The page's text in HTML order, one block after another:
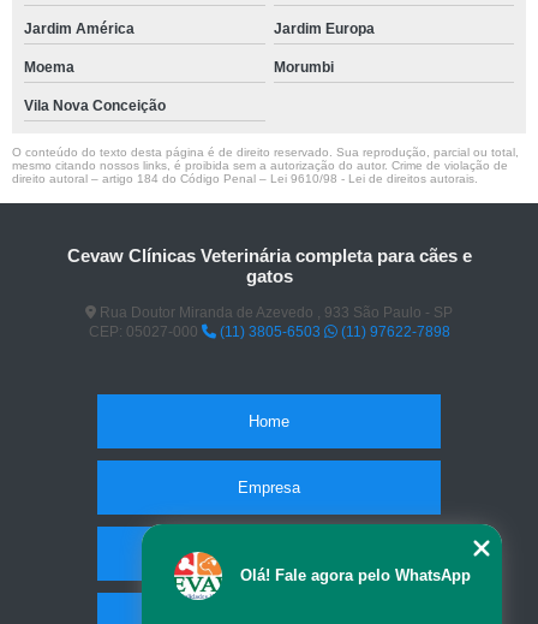
Jardim América Jardim Europa
Moema Morumbi
Vila Nova Conceição
O conteúdo do texto desta página é de direito reservado. Sua reprodução, parcial ou total,
mesmo citando nossos links, é proibida sem a autorização do autor. Crime de violação de
direito autoral – artigo 184 do Código Penal – Lei 9610/98 - Lei de direitos autorais
Cevaw Clínicas Veterinária completa para cães e
gatos
Rua Doutor Miranda de Azevedo , 933 São Paulo - SP
CEP: 05027-000
(11) 3805-6503 (11) 97622-7898
Home
Empresa
Olá! Fale agora pelo WhatsApp